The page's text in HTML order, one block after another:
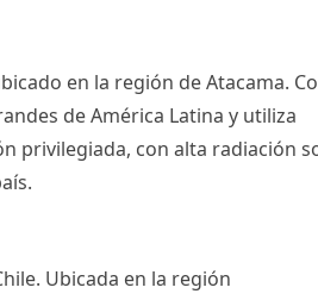
en la región de Atacama.
de América Latina y utiliza
privilegiada, con alta radiación
Ubicada en la región